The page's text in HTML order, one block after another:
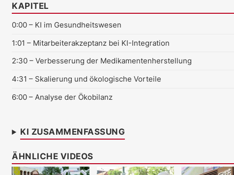
KAPITEL
0:00 – KI im Gesundheitswesen
1:01 – Mitarbeiterakzeptanz bei KI-Integration
2:30 – Verbesserung der Medikamentenherstellung
4:31 – Skalierung und ökologische Vorteile
6:00 – Analyse der Ökobilanz
KI ZUSAMMENFASSUNG
ÄHNLICHE VIDEOS